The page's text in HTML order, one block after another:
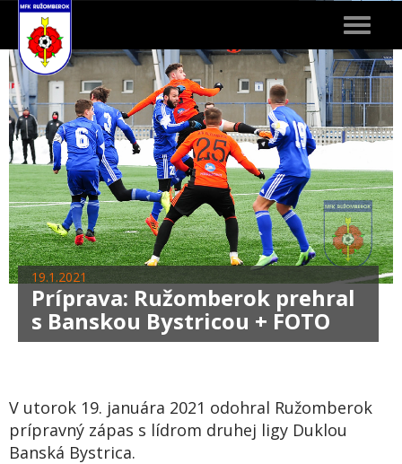
Toggle
19.1.2021
Príprava: Ružomberok prehral
s Banskou Bystricou + FOTO
V utorok 19. januára 2021 odohral Ružomberok
prípravný zápas s lídrom druhej ligy Duklou
Banská Bystrica.